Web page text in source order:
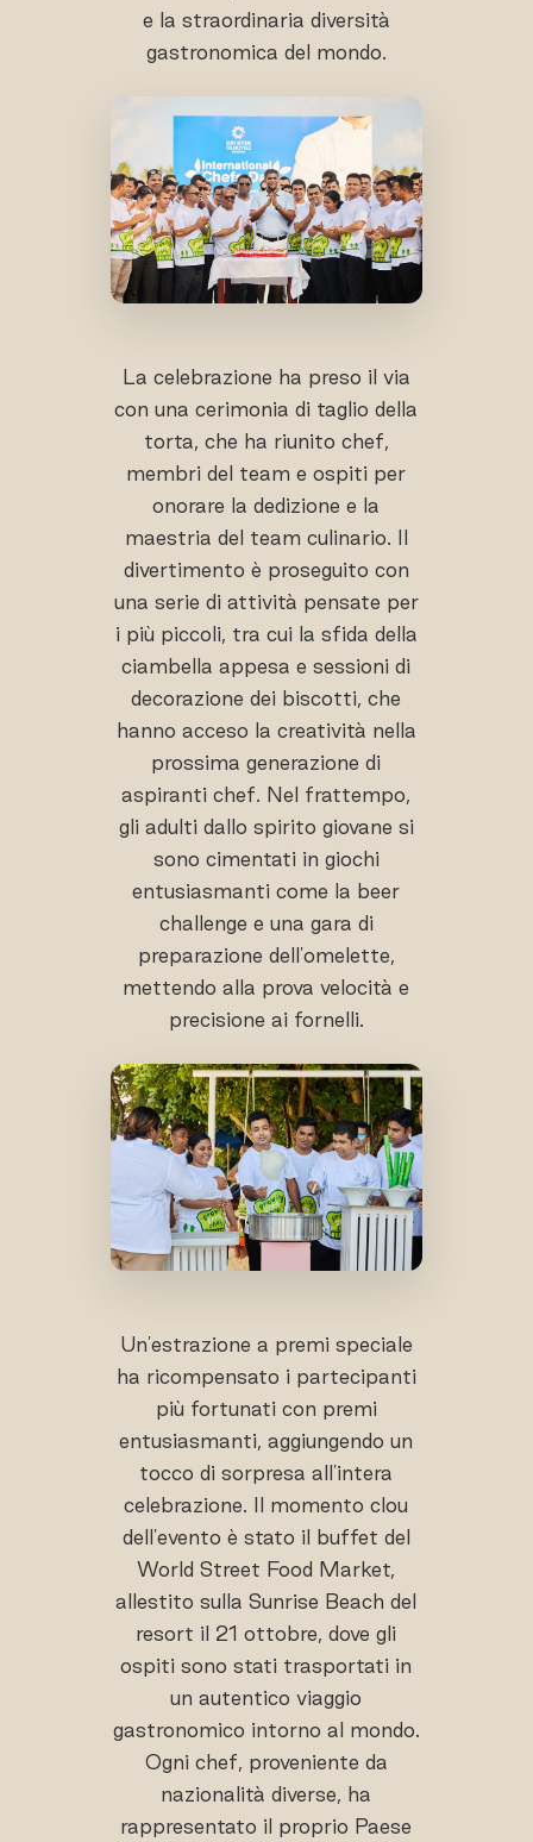
e la straordinaria diversità
gastronomica del mondo.
La celebrazione ha preso il via
con una cerimonia di taglio della
torta, che ha riunito chef,
membri del team e ospiti per
onorare la dedizione e la
maestria del team culinario. Il
divertimento è proseguito con
una serie di attività pensate per
i più piccoli, tra cui la sfida della
ciambella appesa e sessioni di
decorazione dei biscotti, che
hanno acceso la creatività nella
prossima generazione di
aspiranti chef. Nel frattempo,
gli adulti dallo spirito giovane si
sono cimentati in giochi
entusiasmanti come la beer
challenge e una gara di
preparazione dell'omelette,
mettendo alla prova velocità e
precisione ai fornelli.
Un'estrazione a premi speciale
ha ricompensato i partecipanti
più fortunati con premi
entusiasmanti, aggiungendo un
tocco di sorpresa all'intera
celebrazione. Il momento clou
dell'evento è stato il buffet del
World Street Food Market,
allestito sulla Sunrise Beach del
resort il 21 ottobre, dove gli
ospiti sono stati trasportati in
un autentico viaggio
gastronomico intorno al mondo.
Ogni chef, proveniente da
nazionalità diverse, ha
rappresentato il proprio Paese